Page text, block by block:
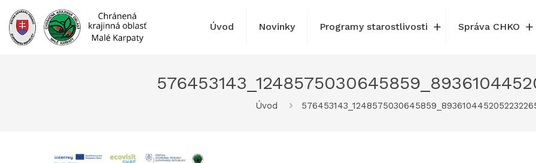
na
obsah
Úvod Novinky Programy starostlivosti Správa CHKO
Úvod